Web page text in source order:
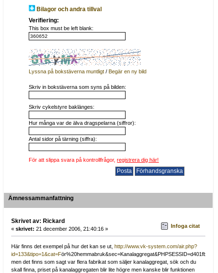
Bilagor och andra tillval
Verifiering:
This box must be left blank:
Lyssna på bokstäverna muntligt /Begär en ny bild
Skriv in bokstäverna som syns på bilden:
Skriv cykelstyre baklänges:
Hur många var de älva dragspelarna (siffror):
Antal sidor på tärning (siffra):
För att slippa svara på kontrollfrågor,registrera dig här!
Ämnessammanfattning
Skrivet av: Rickard
« skrivet: 21 december 2006, 21:40:16 » Infoga citat
Här finns det exempel på hur det kan se ut, http://www.vk-system.com/air.php?
id=133&tipo=1&cat=F
men det finns som sagt var flera fabrikat som säljer kanalaggregat, sök och du
skall finna, priset på kanalaggregaten blir lite högre men kanske blir funktionen